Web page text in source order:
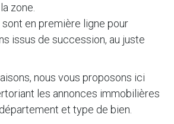
zone.
sont en première ligne pour
issus de succession, au juste
nous vous proposons ici
les annonces immobilières
et type de bien.